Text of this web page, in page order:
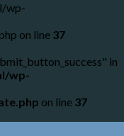
wp-
on line 37
in
wp-
on line 37